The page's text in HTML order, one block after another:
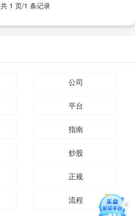
共 1 页/1 条记录
公司
平台
指南
炒股
正规
流程